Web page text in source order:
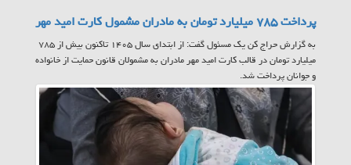
پرداخت ۷۸۵ میلیارد تومان به مادران مشمول کارت امید مهر
به گزارش حراج کن یک مسئول گفت: از ابتدای سال ۱۴۰۵ تاکنون بیش از ۷۸۵
میلیارد تومان در قالب کارت امید مهر مادران به مشمولان قانون حمایت از خانواده
و جوانان پرداخت شد.